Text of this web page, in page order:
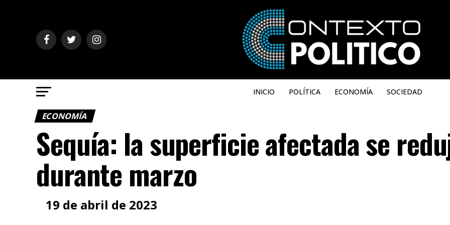
INICIO POLÍTICA ECONOMÍA SOCIEDAD
ECONOMÍA
Sequía: la superficie afectada se
durante marzo
19 de abril de 2023